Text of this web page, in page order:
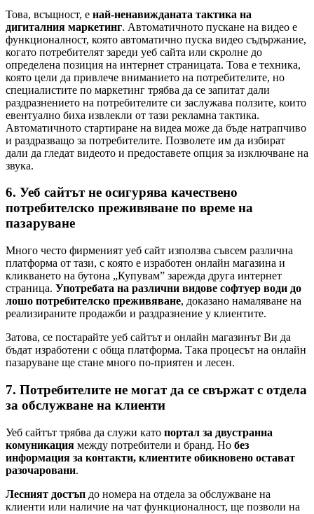
Това, всъщност, е най-ненавижданата тактика на
дигиталния маркетинг. Автоматичното пускане на видео е
функционалност, която автоматично пуска видео съдържание,
когато потребителят зареди уеб сайта или скролне до
определена позиция на интернет страницата. Това е техника,
която цели да привлече вниманието на потребителите, но
специалистите по маркетинг трябва да се запитат дали
раздразнението на потребителите си заслужава ползите, които
евентуално биха извлекли от тази рекламна тактика.
Автоматичното стартиране на видеа може да бъде натрапчиво
и раздразващо за потребителите. Позволете им да избират
дали да гледат видеото и предоставете опция за изключване на
звука.
6. Уеб сайтът не осигурява качествено
потребителско преживяване по време на
пазаруване
Много често фирменият уеб сайт използва съвсем различна
платформа от тази, с която е изработен онлайн магазина и
кликването на бутона „Купувам” зарежда друга интернет
страница. Употребата на различни видове софтуер води до
лошо потребителско преживяване, доказано намаляване на
реализираните продажби и раздразнение у клиентите.
Затова, се постарайте уеб сайтът и онлайн магазинът Ви да
бъдат изработени с обща платформа. Така процесът на онлайн
пазаруване ще стане много по-приятен и лесен.
7. Потребителите не могат да се свържат с отдела
за обслужване на клиенти
Уеб сайтът трябва да служи като портал за двустранна
комуникация между потребители и бранд. Но без
информация за контакти, клиентите обикновено остават
разочаровани.
Лесният достъп до номера на отдела за обслужване на
клиенти или наличие на чат функционалност, ще позволи на